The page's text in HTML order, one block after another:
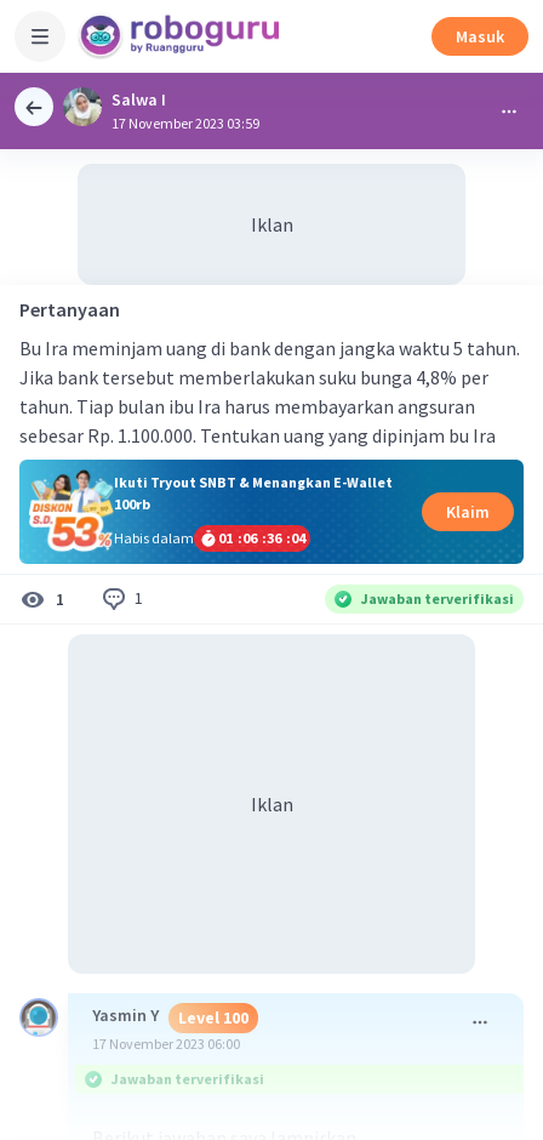
Masuk
Salwa I
17 November 2023 03:59
Iklan
Pertanyaan
Bu Ira meminjam uang di bank dengan jangka waktu 5 tahun.
Jika bank tersebut memberlakukan suku bunga 4,8% per
tahun. Tiap bulan ibu Ira harus membayarkan angsuran
sebesar Rp. 1.100.000. Tentukan uang yang dipinjam bu Ira
Ikuti Tryout SNBT & Menangkan E-Wallet
100rb
Habis dalam
01 :06 :36 :03
Klaim
1 1 Jawaban terverifikasi
Iklan
Yasmin Y Level 100
17 November 2023 06:00
Jawaban terverifikasi